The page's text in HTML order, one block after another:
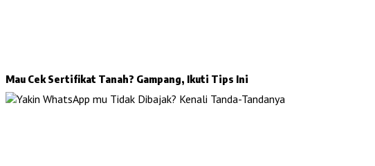
Mau Cek Sertifikat Tanah? Gampang, Ikuti Tips Ini